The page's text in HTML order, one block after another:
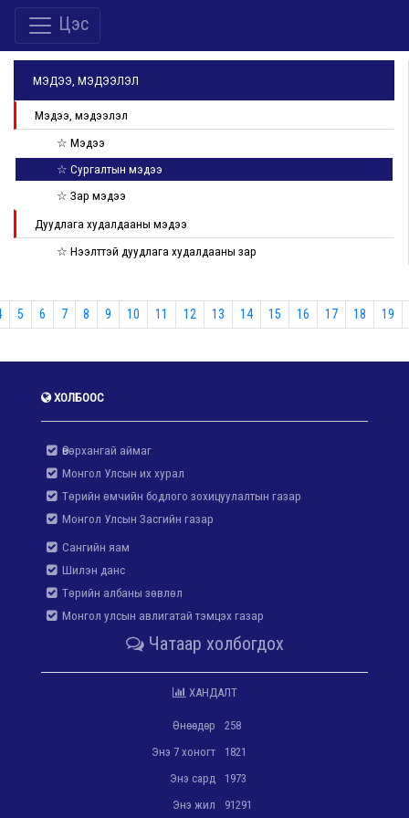
Цэс
МЭДЭЭ, МЭДЭЭЛЭЛ
Мэдээ, мэдээлэл
☆ Мэдээ
☆ Сургалтын мэдээ
☆ Зар мэдээ
Дуудлага худалдааны мэдээ
☆ Нээлттэй дуудлага худалдааны зар
5 6 7 8 9 10 11 12 13 14 15 16 17 18 19
ХОЛБООС
Өвөрхангай аймаг
Монгол Улсын их хурал
Төрийн өмчийн бодлого зохицуулалтын газар
Монгол Улсын Засгийн газар
Сангийн яам
Шилэн данс
Төрийн албаны зөвлөл
Монгол улсын авлигатай тэмцэх газар
Чатаар холбогдох
ХАНДАЛТ
Өнөөдөр
258
Энэ 7 хоногт
1821
Энэ сард
1973
Энэ жил
91291